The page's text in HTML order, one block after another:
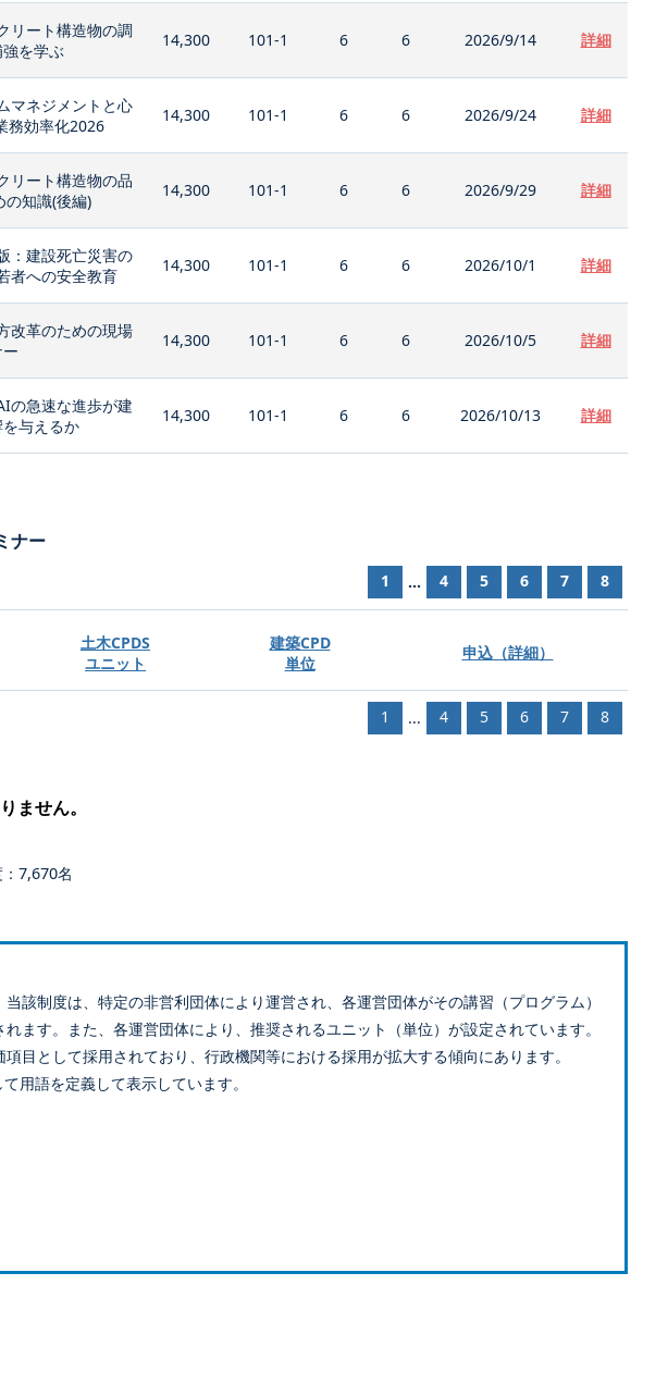
リート構造物の調
を学ぶ
14,300 101-1 6 6 2026/9/14 詳細
マネジメントと心
務効率化2026
14,300 101-1 6 6 2026/9/24 詳細
リート構造物の品
の知識(後編)
14,300 101-1 6 6 2026/9/29 詳細
：建設死亡災害の
者への安全教育
14,300 101-1 6 6 2026/10/1 詳細
改革のための現場
14,300 101-1 6 6 2026/10/5 詳細
の急速な進歩が建
与えるか
14,300 101-1 6 6 2026/10/13 詳細
ナー
1 ... 4 5 6 7 8
土木CPDS
ユニット
建築CPD
単位
申込（詳細）
1 ... 4 5 6 7 8
ません。
7,670名
該制度は、特定の非営利団体により運営され、各運営団体がその講習（プログラム）
す。また、各運営団体により、推奨されるユニット（単位）が設定されています。
として採用されており、行政機関等における採用が拡大する傾向にあります。
用語を定義して表示しています。